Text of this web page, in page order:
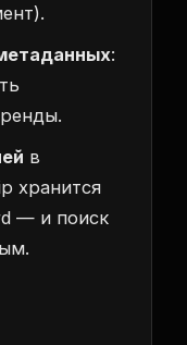
:
в
хранится
— и поиск